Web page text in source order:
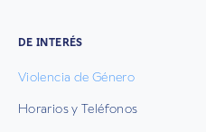
DE INTERÉS
Violencia de Género
Horarios y Teléfonos